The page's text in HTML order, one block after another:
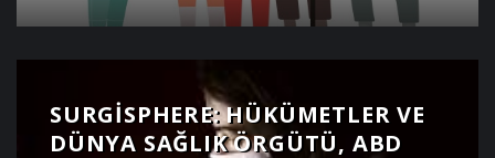
SURGISPHERE: HÜKÜMETLER VE
DÜNYA SAĞLIK ÖRGÜTÜ, ABD